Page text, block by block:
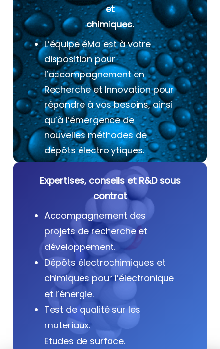
et
chimiques.
L’équipe éMa est à votre
disposition pour
l’accompagnement en
Recherche et Innovation pour
répondre à vos besoins, ainsi
qu’à l’émergence de
nouvelles méthodes de
dépôts électrolytiques.
Expertises, conseils et R&D sous
contrat
Accompagnement des
projets de recherche et
développement.
Dépôts électrochimiques et
chimiques pour l’électronique
et l’énergie.
Test de qualité sur les
materiaux.
Etudes de surface.